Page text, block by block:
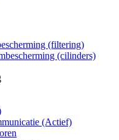
(filtering)
(cilinders)
(Actief)